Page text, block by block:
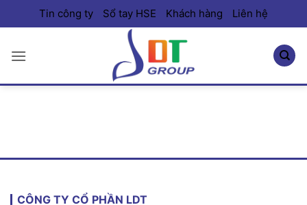
qua
dung
Tin công ty Sổ tay HSE Khách hàng Liên hệ
CÔNG TY CỔ PHẦN LDT